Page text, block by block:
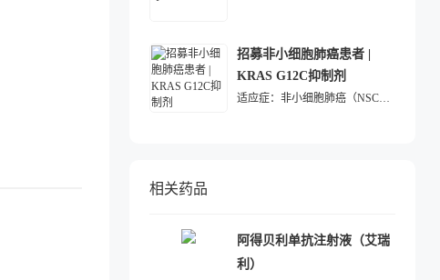
招募非小细胞肺癌患者 |
KRAS G12C抑制剂
适应症： 非小细胞肺癌（NSCLC）
相关药品
阿得贝利单抗注射液（艾瑞
利）